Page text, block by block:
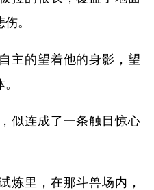
。
主的望着他的身影，望
似连成了一条触目惊心
炼里，在那斗兽场内，